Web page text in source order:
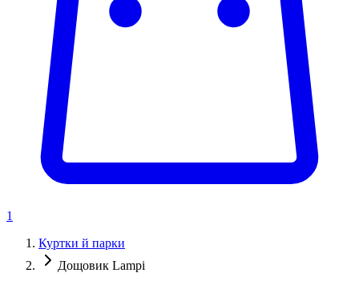
1
Куртки й парки
Дощовик Lampi